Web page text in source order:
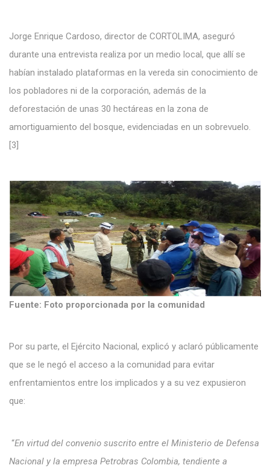
Jorge Enrique Cardoso, director de CORTOLIMA, aseguró
durante una entrevista realiza por un medio local, que allí se
habían instalado plataformas en la vereda sin conocimiento de
los pobladores ni de la corporación, además de la
deforestación de unas 30 hectáreas en la zona de
amortiguamiento del bosque, evidenciadas en un sobrevuelo.
[3]
Fuente: Foto proporcionada por la comunidad
Por su parte, el Ejército Nacional, explicó y aclaró públicamente
que se le negó el acceso a la comunidad para evitar
enfrentamientos entre los implicados y a su vez expusieron
que:
“En virtud del convenio suscrito entre el Ministerio de Defensa
Nacional y la empresa Petrobras Colombia, tendiente a